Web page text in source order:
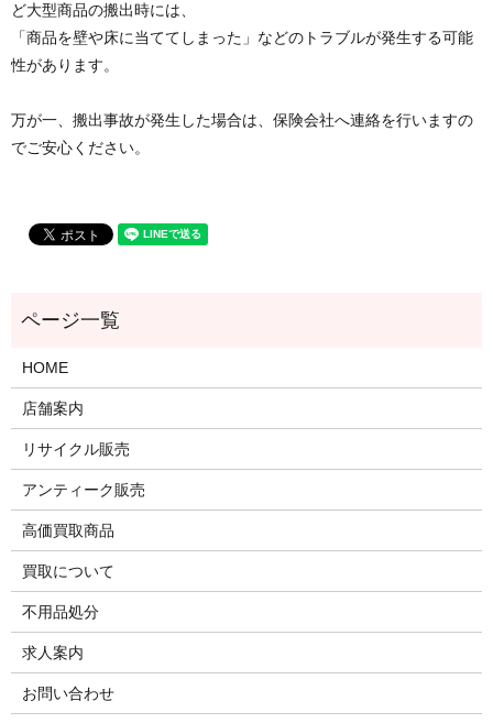
ど大型商品の搬出時には、
「商品を壁や床に当ててしまった」などのトラブルが発生する可能
性があります。
万が一、搬出事故が発生した場合は、保険会社へ連絡を行いますの
でご安心ください。
HOME
店舗案内
リサイクル販売
アンティーク販売
高価買取商品
買取について
不用品処分
求人案内
お問い合わせ